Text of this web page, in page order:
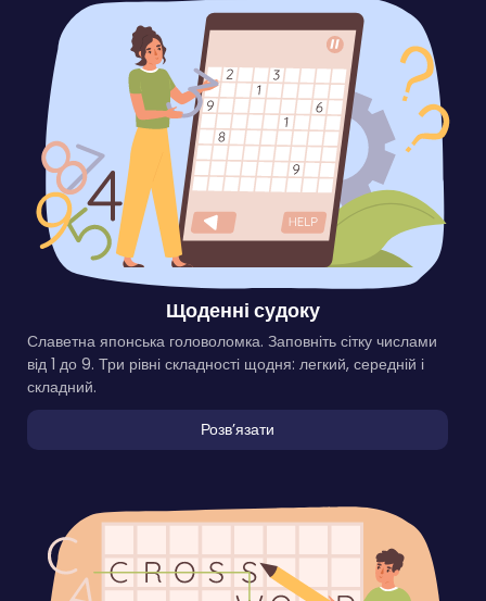
Щоденні судоку
Славетна японська головоломка. Заповніть сітку числами
від 1 до 9. Три рівні складності щодня: легкий, середній і
складний.
Розвʼязати